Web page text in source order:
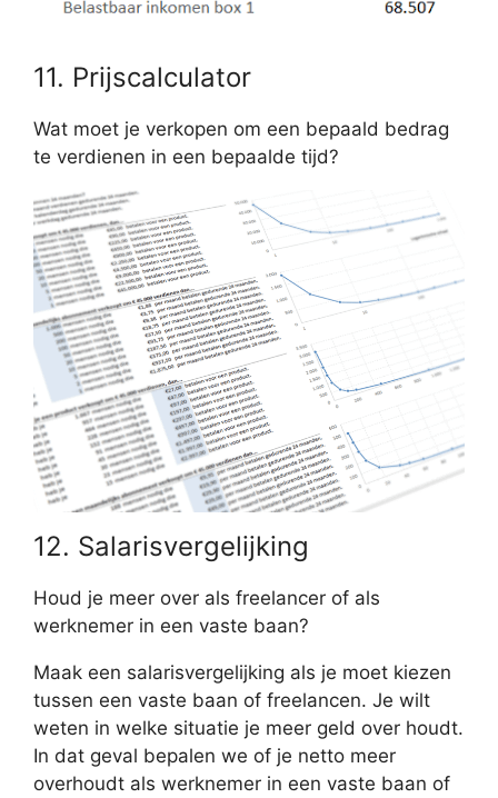
11. Prijscalculator
Wat moet je verkopen om een bepaald bedrag
te verdienen in een bepaalde tijd?
12. Salarisvergelijking
Houd je meer over als freelancer of als
werknemer in een vaste baan?
Maak een salarisvergelijking als je moet kiezen
tussen een vaste baan of freelancen. Je wilt
weten in welke situatie je meer geld over houdt.
In dat geval bepalen we of je netto meer
overhoudt als werknemer in een vaste baan of